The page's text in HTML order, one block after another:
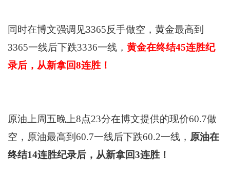
同时在博文强调见3365反手做空，黄金最高到
3365一线后下跌3336一线， 黄金在终结45连胜纪
录后，从新拿回8连胜！
原油上周五晚上8点23分在博文提供的现价60.7做
空，原油最高到60.7一线后下跌60.2一线， 原油在
终结14连胜纪录后，从新拿回3连胜！